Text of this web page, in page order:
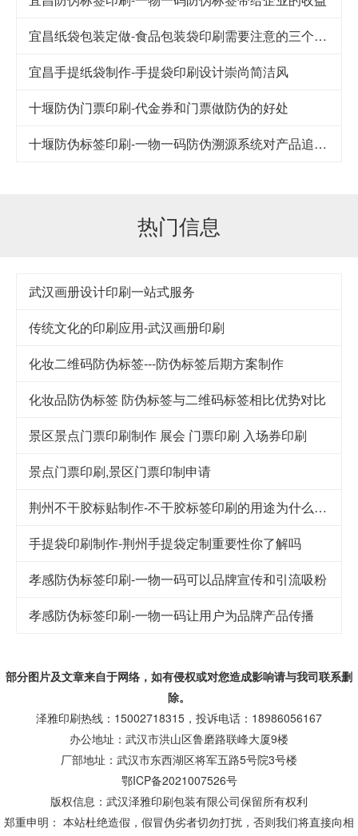
宜昌纸袋包装定做-食品包装袋印刷需要注意的三个细节
宜昌手提纸袋制作-手提袋印刷设计崇尚简洁风
十堰防伪门票印刷-代金券和门票做防伪的好处
十堰防伪标签印刷-一物一码防伪溯源系统对产品追踪到底
热门信息
武汉​画册设计印刷一站式服务
传统文化的印刷应用-武汉画册印刷
化妆二维码防伪标签---防伪标签后期方案制作
化妆品防伪标签 防伪标签与二维码标签相比优势对比
景区景点门票印刷制作 展会 门票印刷 入场券印刷
景点门票印刷,景区门票印制申请
荆州不干胶标贴制作-不干胶标签印刷的用途为什么这么广泛
手提袋印刷制作-荆州手提袋定制重要性你了解吗
孝感防伪标签印刷-一物一码可以品牌宣传和引流吸粉
孝感防伪标签印刷-一物一码让用户为品牌产品传播
部分图片及文章来自于网络，如有侵权或对您造成影响请与我司联系删
除。
泽雅印刷热线：15002718315，投诉电话：18986056167
办公地址：武汉市洪山区鲁磨路联峰大厦9楼
厂部地址：武汉市东西湖区将军五路5号院3号楼
鄂ICP备2021007526号
版权信息：武汉泽雅印刷包装有限公司保留所有权利
郑重申明： 本站杜绝造假，假冒伪劣者切勿打扰，否则我们将直接向相